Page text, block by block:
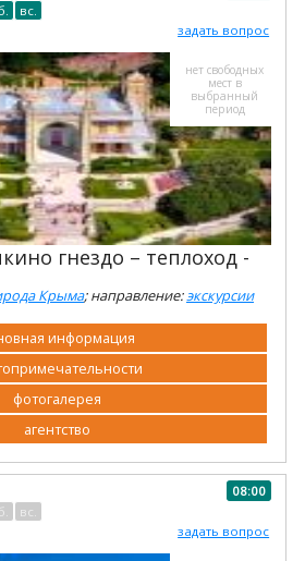
вс.
задать вопрос
нет свободных
мест в
выбранный
период
гнездо – теплоход -
Крыма; направление:экскурсии
информация
фотогалерея
агентство
08:00
вс.
задать вопрос